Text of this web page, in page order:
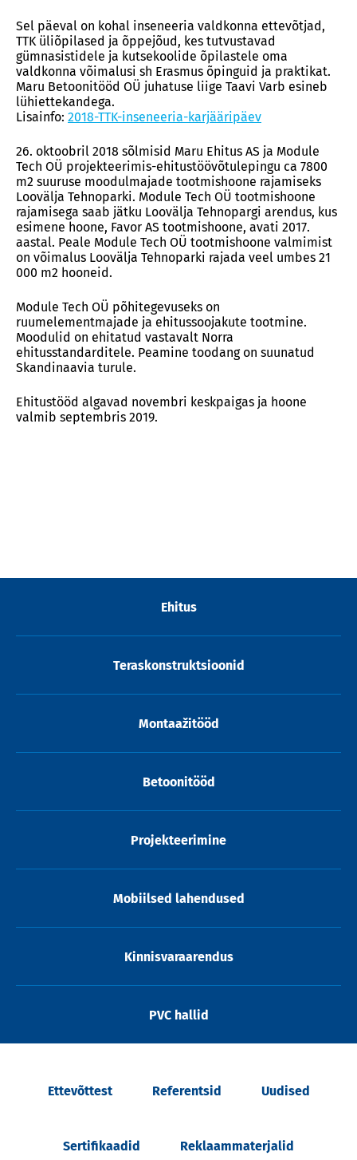
Sel päeval on kohal inseneeria valdkonna ettevõtjad,
TTK üliõpilased ja õppejõud, kes tutvustavad
gümnasistidele ja kutsekoolide õpilastele oma
valdkonna võimalusi sh Erasmus õpinguid ja praktikat.
Maru Betoonitööd OÜ juhatuse liige Taavi Varb esineb
lühiettekandega.
Lisainfo: 2018-TTK-inseneeria-karjääripäev
26. oktoobril 2018 sõlmisid Maru Ehitus AS ja Module
Tech OÜ projekteerimis-ehitustöövõtulepingu ca 7800
m2 suuruse moodulmajade tootmishoone rajamiseks
Loovälja Tehnoparki. Module Tech OÜ tootmishoone
rajamisega saab jätku Loovälja Tehnopargi arendus, kus
esimene hoone, Favor AS tootmishoone, avati 2017.
aastal. Peale Module Tech OÜ tootmishoone valmimist
on võimalus Loovälja Tehnoparki rajada veel umbes 21
000 m2 hooneid.
Module Tech OÜ põhitegevuseks on
ruumelementmajade ja ehitussoojakute tootmine.
Moodulid on ehitatud vastavalt Norra
ehitusstandarditele. Peamine toodang on suunatud
Skandinaavia turule.
Ehitustööd algavad novembri keskpaigas ja hoone
valmib septembris 2019.
Ehitus
Teraskonstruktsioonid
Montaažitööd
Betoonitööd
Projekteerimine
Mobiilsed lahendused
Kinnisvaraarendus
PVC hallid
Ettevõttest Referentsid Uudised
Sertifikaadid Reklaammaterjalid